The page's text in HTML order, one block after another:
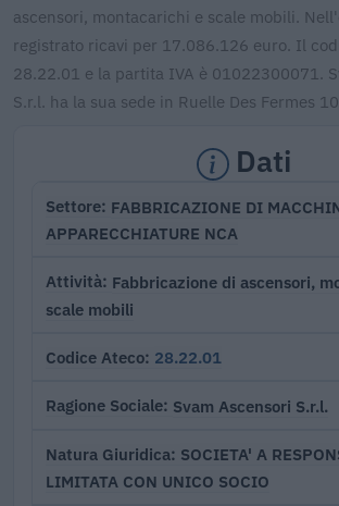
ascensori, montacarichi e scale mobili.
registrato ricavi per 17.086.126 euro. Il
28.22.01 e la partita IVA è 01022300071.
S.r.l. ha la sua sede in Ruelle Des Fermes
Dati
Settore FABBRICAZIONE DI
APPARECCHIATURE NCA
Attività Fabbricazione di ascensori,
scale mobili
Codice Ateco 28.22.01
Ragione Sociale Svam Ascensori S.r.l.
Natura Giuridica SOCIETA' A
LIMITATA CON UNICO SOCIO